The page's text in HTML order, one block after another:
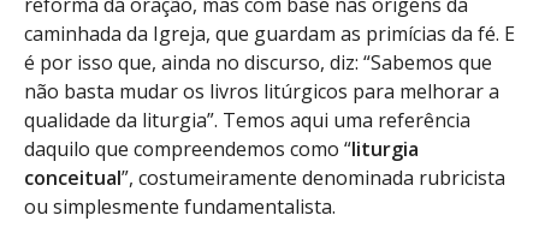
caminhada da Igreja, que guardam as primícias da fé. E
é por isso que, ainda no discurso, diz: “Sabemos que
não basta mudar os livros litúrgicos para melhorar a
qualidade da liturgia”. Temos aqui uma referência
daquilo que compreendemos como “liturgia
conceitual”, costumeiramente denominada rubricista
ou simplesmente fundamentalista.